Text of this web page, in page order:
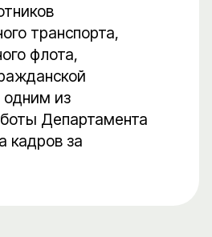
транспорта,
флота,
из
Департамента
кадров за